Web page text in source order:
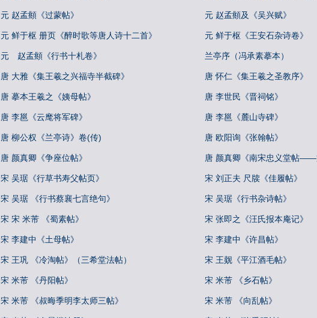
元 赵孟頫《过蒙帖》 元 赵孟頫及《吴兴赋》
元 鲜于枢 册页《醉时歌等唐人诗十二首》 元 鲜于枢《王安石杂诗卷》
元 赵孟頫《行书十札卷》 兰亭序（冯承素摹本）
唐 大雅《集王羲之兴福寺半截碑》 唐 怀仁《集王羲之圣教序》
唐 摹本王羲之《姨母帖》 唐 李世民《晋祠铭》
唐 李邕《云麾将军碑》 唐 李邕《麓山寺碑》
唐 柳公权《兰亭诗》卷(传) 唐 欧阳询《张翰帖》
唐 颜真卿《争座位帖》 唐 颜真卿《南宋忠义堂帖
宋 吴琚《行草书寿父帖页》 宋 刘正夫 尺牍《佳履帖》
宋 吴琚 《行书蔡襄七言绝句》 宋 吴琚《行书杂诗帖》
宋 宋 米芾 《蜀素帖》 宋 张即之《汪氏报本庵记》
宋 李建中《土母帖》 宋 李建中《许昌帖》
宋 王巩 《冷淘帖》（三希堂法帖） 宋 王觌《平江酒毛帖》
宋 米芾 《丹阳帖》 宋 米芾 《乡石帖》
宋 米芾 《叔晦季明李太师三帖》 宋 米芾 《向乱帖》